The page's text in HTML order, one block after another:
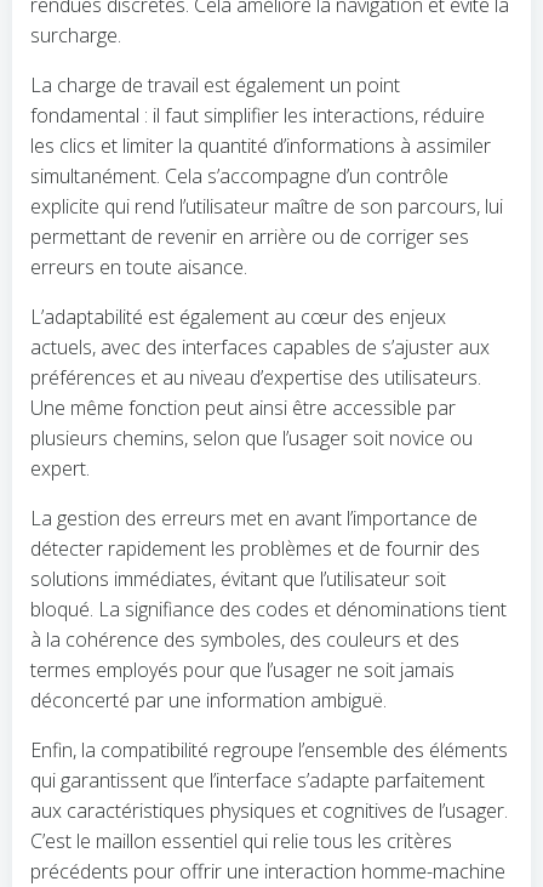
surcharge.
La charge de travail est également un point
fondamental : il faut simplifier les interactions, réduire
les clics et limiter la quantité d’informations à assimiler
simultanément. Cela s’accompagne d’un contrôle
explicite qui rend l’utilisateur maître de son parcours, lui
permettant de revenir en arrière ou de corriger ses
erreurs en toute aisance.
L’adaptabilité est également au cœur des enjeux
actuels, avec des interfaces capables de s’ajuster aux
préférences et au niveau d’expertise des utilisateurs.
Une même fonction peut ainsi être accessible par
plusieurs chemins, selon que l’usager soit novice ou
expert.
La gestion des erreurs met en avant l’importance de
détecter rapidement les problèmes et de fournir des
solutions immédiates, évitant que l’utilisateur soit
bloqué. La signifiance des codes et dénominations tient
à la cohérence des symboles, des couleurs et des
termes employés pour que l’usager ne soit jamais
déconcerté par une information ambiguë.
Enfin, la compatibilité regroupe l’ensemble des éléments
qui garantissent que l’interface s’adapte parfaitement
aux caractéristiques physiques et cognitives de l’usager.
C’est le maillon essentiel qui relie tous les critères
précédents pour offrir une interaction homme-machine